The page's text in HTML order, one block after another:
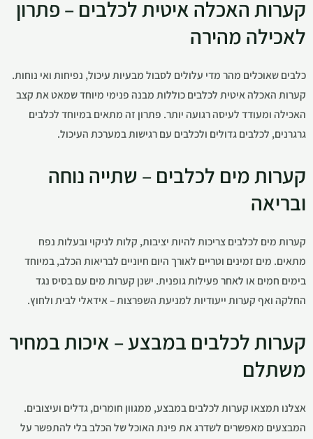
קערות האכלה איטית לכלבים – פתרון
לאכילה מהירה
כלבים שאוכלים מהר מדי עלולים לסבול מבעיות עיכול, נפיחות ואי נוחות.
קערות האכלה איטית לכלבים כוללות מבנה פנימי מיוחד שמאט את קצב
האכילה ומעודד לעיסה רגועה יותר. פתרון זה מתאים במיוחד לכלבים
גרגרנים, לכלבים גדולים ולכלבים עם רגישות במערכת העיכול.
קערות מים לכלבים – שתייה נוחה
ובריאה
קערות מים לכלבים צריכות להיות יציבות, קלות לניקוי ובעלות נפח
מתאים. מים זמינים וטריים לאורך היום חיוניים לבריאות הכלב, במיוחד
בימים חמים או לאחר פעילות גופנית. ישנן קערות מים עם בסיס נגד
החלקה ואף קערות ייעודיות למניעת השפרצות – אידאלי לבית ולחוץ.
קערות לכלבים במבצע – איכות במחיר
משתלם
אצלנו תמצאו קערות לכלבים במבצע, ממגוון חומרים, גדלים ועיצובים.
המבצעים מאפשרים לשדרג את פינת האוכל של הכלב בלי להתפשר על